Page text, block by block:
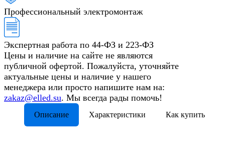
Профессиональный электромонтаж
Экспертная работа по 44-ФЗ и 223-ФЗ
Цены и наличие на сайте не являются
публичной офертой. Пожалуйста, уточняйте
актуальные цены и наличие у нашего
менеджера или просто напишите нам на:
zakaz@elled.su. Мы всегда рады помочь!
Описание Характеристики Как купить